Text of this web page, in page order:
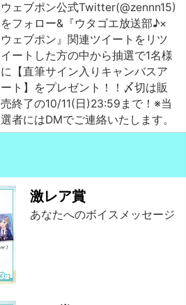
ウェブポン公式Twitter(@zennn15)
をフォロー&『ウタゴエ放送部♪×
ウェブポン』関連ツイートをリツ
イートした方の中から抽選で1名様
に【直筆サイン入りキャンバスア
ート】をプレゼント！！〆切は販
売終了の10/11(日)23:59まで！※当
選者にはDMでご連絡いたします。
激レア賞
あなたへのボイスメッセージ